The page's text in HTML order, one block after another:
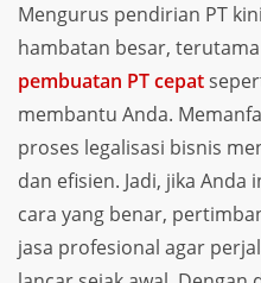
Mengurus pendirian PT
hambatan besar,
pembuatan PT cepat
membantu Anda.
proses legalisasi bisnis
dan efisien. Jadi, jika
cara yang benar,
jasa profesional agar